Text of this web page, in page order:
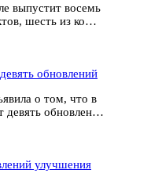
выпустит восемь
шесть из ко…
обновлений
о том, что в
девять обновлен…
улучшения